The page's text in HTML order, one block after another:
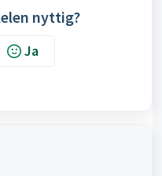
nyttig?
Ja